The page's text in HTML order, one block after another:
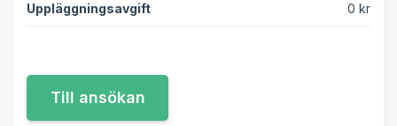
Uppläggningsavgift 0 kr